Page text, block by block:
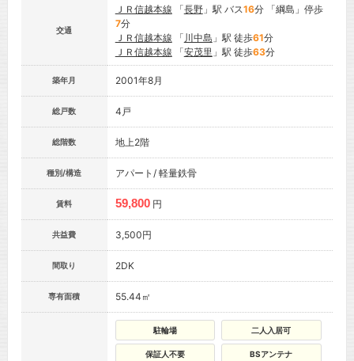
交通
ＪＲ信越本線 「長野」駅 バス16分 「綱島」停歩
7分
ＪＲ信越本線 「 川中島 」駅 徒歩61分
ＪＲ信越本線 「安茂里 」駅 徒歩63分
築年月 2001年8月
総戸数 4戸
総階数 地上2階
種別/構造 アパート/ 軽量鉄骨
賃料 59,800 円
共益費 3,500円
間取り 2DK
専有面積 55.44㎡
駐輪場 二人入居可
保証人不要 BSアンテナ